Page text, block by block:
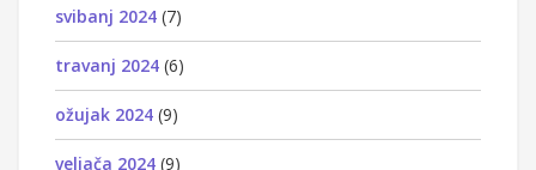
svibanj 2024 (7)
travanj 2024 (6)
ožujak 2024 (9)
veljača 2024 (9)